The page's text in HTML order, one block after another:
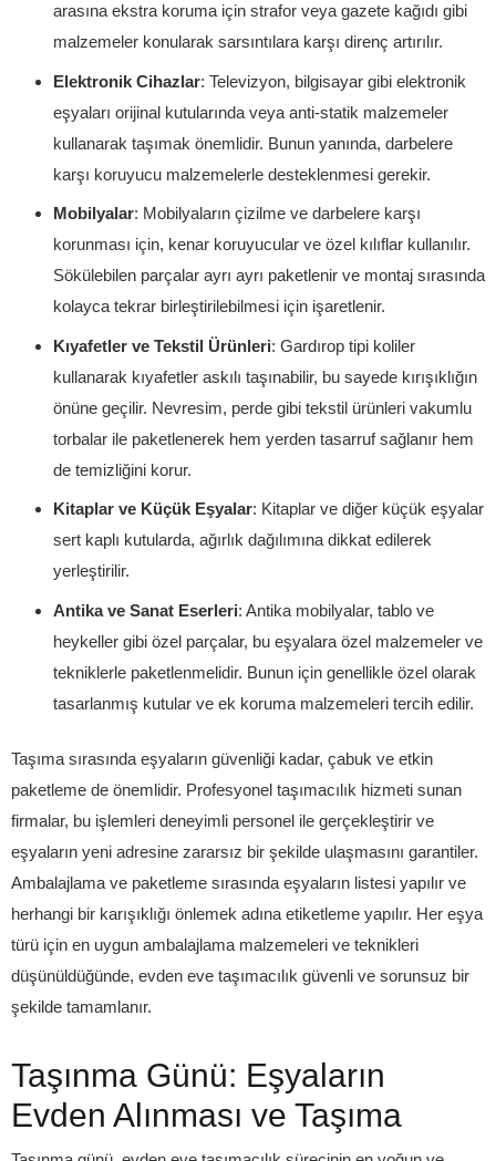
arasına ekstra koruma için strafor veya gazete kağıdı gibi
malzemeler konularak sarsıntılara karşı direnç artırılır.
Elektronik Cihazlar: Televizyon, bilgisayar gibi elektronik
eşyaları orijinal kutularında veya anti-statik malzemeler
kullanarak taşımak önemlidir. Bunun yanında, darbelere
karşı koruyucu malzemelerle desteklenmesi gerekir.
Mobilyalar: Mobilyaların çizilme ve darbelere karşı
korunması için, kenar koruyucular ve özel kılıflar kullanılır.
Sökülebilen parçalar ayrı ayrı paketlenir ve montaj sırasında
kolayca tekrar birleştirilebilmesi için işaretlenir.
Kıyafetler ve Tekstil Ürünleri: Gardırop tipi koliler
kullanarak kıyafetler askılı taşınabilir, bu sayede kırışıklığın
önüne geçilir. Nevresim, perde gibi tekstil ürünleri vakumlu
torbalar ile paketlenerek hem yerden tasarruf sağlanır hem
de temizliğini korur.
Kitaplar ve Küçük Eşyalar: Kitaplar ve diğer küçük eşyalar
sert kaplı kutularda, ağırlık dağılımına dikkat edilerek
yerleştirilir.
Antika ve Sanat Eserleri: Antika mobilyalar, tablo ve
heykeller gibi özel parçalar, bu eşyalara özel malzemeler ve
tekniklerle paketlenmelidir. Bunun için genellikle özel olarak
tasarlanmış kutular ve ek koruma malzemeleri tercih edilir.
Taşıma sırasında eşyaların güvenliği kadar, çabuk ve etkin
paketleme de önemlidir. Profesyonel taşımacılık hizmeti sunan
firmalar, bu işlemleri deneyimli personel ile gerçekleştirir ve
eşyaların yeni adresine zararsız bir şekilde ulaşmasını garantiler.
Ambalajlama ve paketleme sırasında eşyaların listesi yapılır ve
herhangi bir karışıklığı önlemek adına etiketleme yapılır. Her eşya
türü için en uygun ambalajlama malzemeleri ve teknikleri
düşünüldüğünde, evden eve taşımacılık güvenli ve sorunsuz bir
şekilde tamamlanır.
Taşınma Günü: Eşyaların
Evden Alınması ve Taşıma